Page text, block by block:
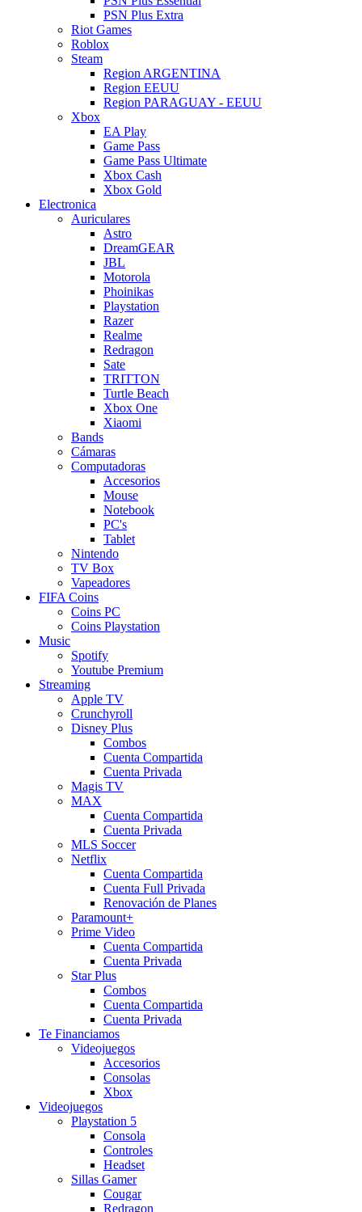
PSN Plus Extra
Riot Games
Roblox
Steam
Region ARGENTINA
Region EEUU
Region PARAGUAY - EEUU
Xbox
EA Play
Game Pass
Game Pass Ultimate
Xbox Cash
Xbox Gold
Electronica
Auriculares
Astro
DreamGEAR
JBL
Motorola
Phoinikas
Playstation
Razer
Realme
Redragon
Sate
TRITTON
Turtle Beach
Xbox One
Xiaomi
Bands
Cámaras
Computadoras
Accesorios
Mouse
Notebook
PC's
Tablet
Nintendo
TV Box
Vapeadores
FIFA Coins
Coins PC
Coins Playstation
Music
Spotify
Youtube Premium
Streaming
Apple TV
Crunchyroll
Disney Plus
Combos
Cuenta Compartida
Cuenta Privada
Magis TV
MAX
Cuenta Compartida
Cuenta Privada
MLS Soccer
Netflix
Cuenta Compartida
Cuenta Full Privada
Renovación de Planes
Paramount+
Prime Video
Cuenta Compartida
Cuenta Privada
Star Plus
Combos
Cuenta Compartida
Cuenta Privada
Te Financiamos
Videojuegos
Accesorios
Consolas
Xbox
Videojuegos
Playstation 5
Consola
Controles
Headset
Sillas Gamer
Cougar
Redragon